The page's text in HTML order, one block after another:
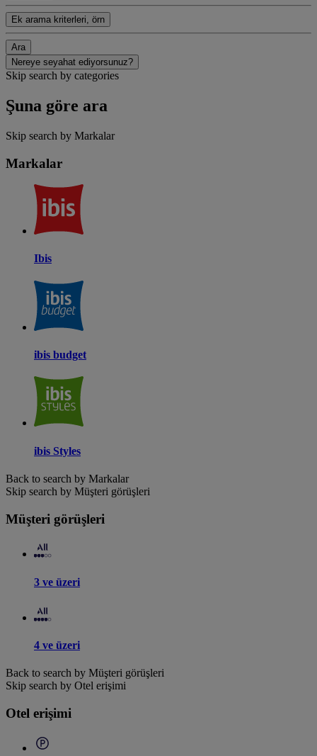
Ek arama kriterleri, örn
Ara
Nereye seyahat ediyorsunuz?
Skip search by categories
Şuna göre ara
Skip search by Markalar
Markalar
Ibis
ibis budget
ibis Styles
Back to search by Markalar
Skip search by Müşteri görüşleri
Müşteri görüşleri
3 ve üzeri
4 ve üzeri
Back to search by Müşteri görüşleri
Skip search by Otel erişimi
Otel erişimi